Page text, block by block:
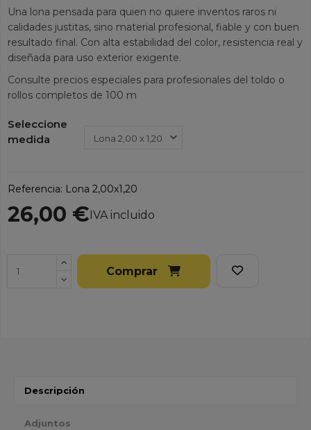
Una lona pensada para quien no quiere inventos raros ni
calidades justitas, sino material profesional, fiable y con buen
resultado final. Con alta estabilidad del color, resistencia real y
diseñada para uso exterior exigente.
Consulte precios especiales para profesionales del toldo o
rollos completos de 100 m
Seleccione
medida
Referencia: Lona 2,00x1,20
26,00 €IVA incluido
Comprar
Descripción
Adjuntos